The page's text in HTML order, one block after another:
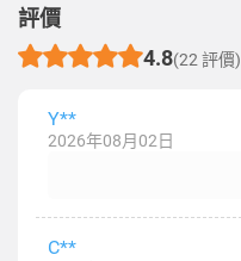
評價
4.8(22 評價)
Y**
2026年08月02日
C**